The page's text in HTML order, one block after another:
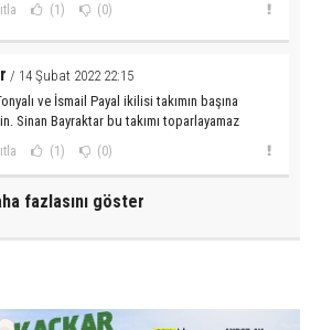
(1) (0)
/ 14 Şubat 2022 22:15
ve İsmail Payal ikilisi takımın başına
Sinan Bayraktar bu takımı toparlayamaz
(1) (0)
fazlasını göster